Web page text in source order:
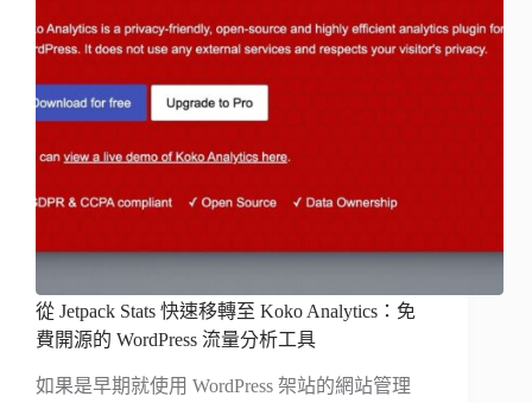
從 Jetpack Stats 快速移轉至 Koko Analytics：免
費開源的 WordPress 流量分析工具
如果是早期就使用 WordPress 架站的網站管理